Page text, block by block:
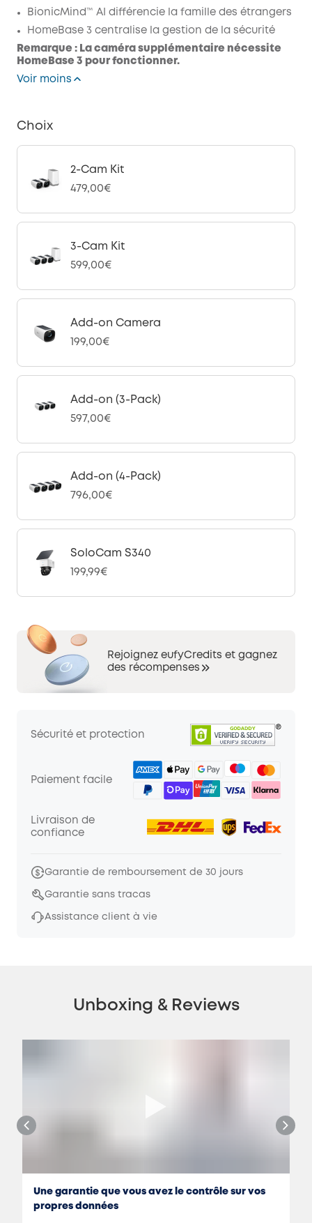
BionicMind™ AI différencie la famille des étrangers
HomeBase 3 centralise la gestion de la sécurité
Remarque : La caméra supplémentaire nécessite
HomeBase 3 pour fonctionner.
Voir moins
Choix
2-Cam Kit
479,00€
3-Cam Kit
599,00€
Add-on Camera
199,00€
Add-on (3-Pack)
597,00€
Add-on (4-Pack)
796,00€
SoloCam S340
199,99€
Rejoignez eufyCredits et gagnez
des récompenses
Sécurité et protection
Paiement facile
Livraison de
confiance
Garantie de remboursement de 30 jours
Garantie sans tracas
Assistance client à vie
Unboxing & Reviews
Une garantie que vous avez le contrôle sur vos
propres données